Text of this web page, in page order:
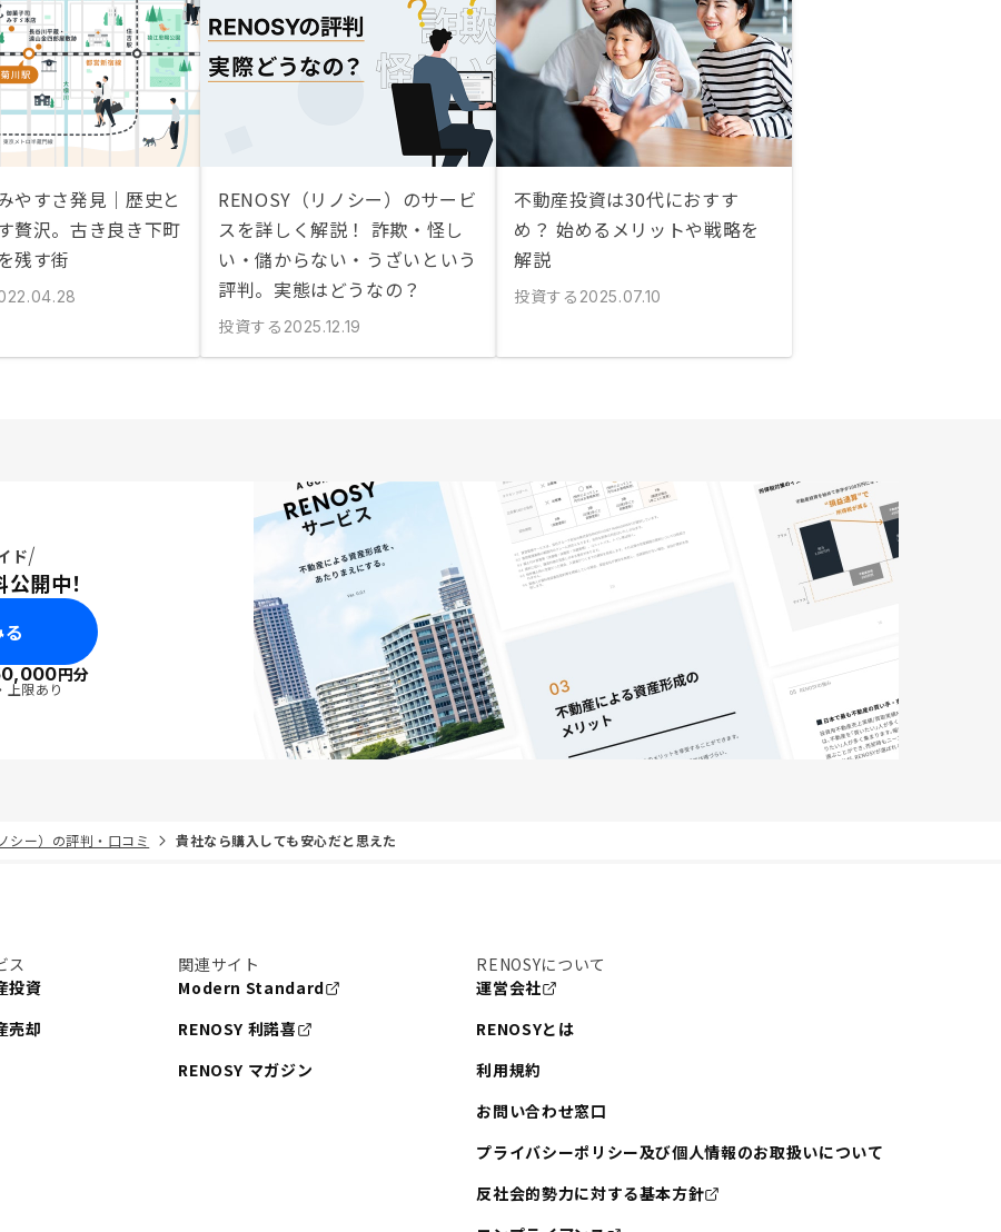
やすさ発見｜歴史と
贅沢。古き良き下町
残す街
RENOSY（リノシー）のサービ
スを詳しく解説！ 詐欺・怪し
い・儲からない・うざいという
評判。実態はどうなの？
投資する 2025.12.19
不動産投資は30代におすす
め？ 始めるメリットや戦略を
解説
投資する 2025.07.10
ド
開中！
円分
限あり
シー）の評判・口コミ 貴社なら購入しても安心だと思えた
ス
投資
売却
関連サイト
Modern Standard
RENOSY 利諾喜
RENOSY マガジン
RENOSYについて
運営会社
RENOSYとは
利用規約
お問い合わせ窓口
プライバシーポリシー及び個人情報のお取扱いについて
反社会的勢力に対する基本方針